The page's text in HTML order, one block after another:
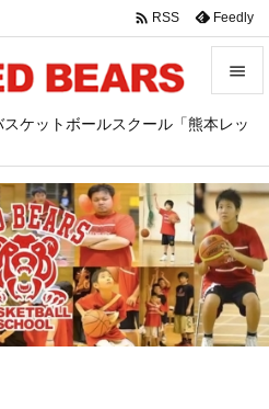
ケットボールスクール「熊本レッ



サイド

前へ

次へ

 RSS Feedly